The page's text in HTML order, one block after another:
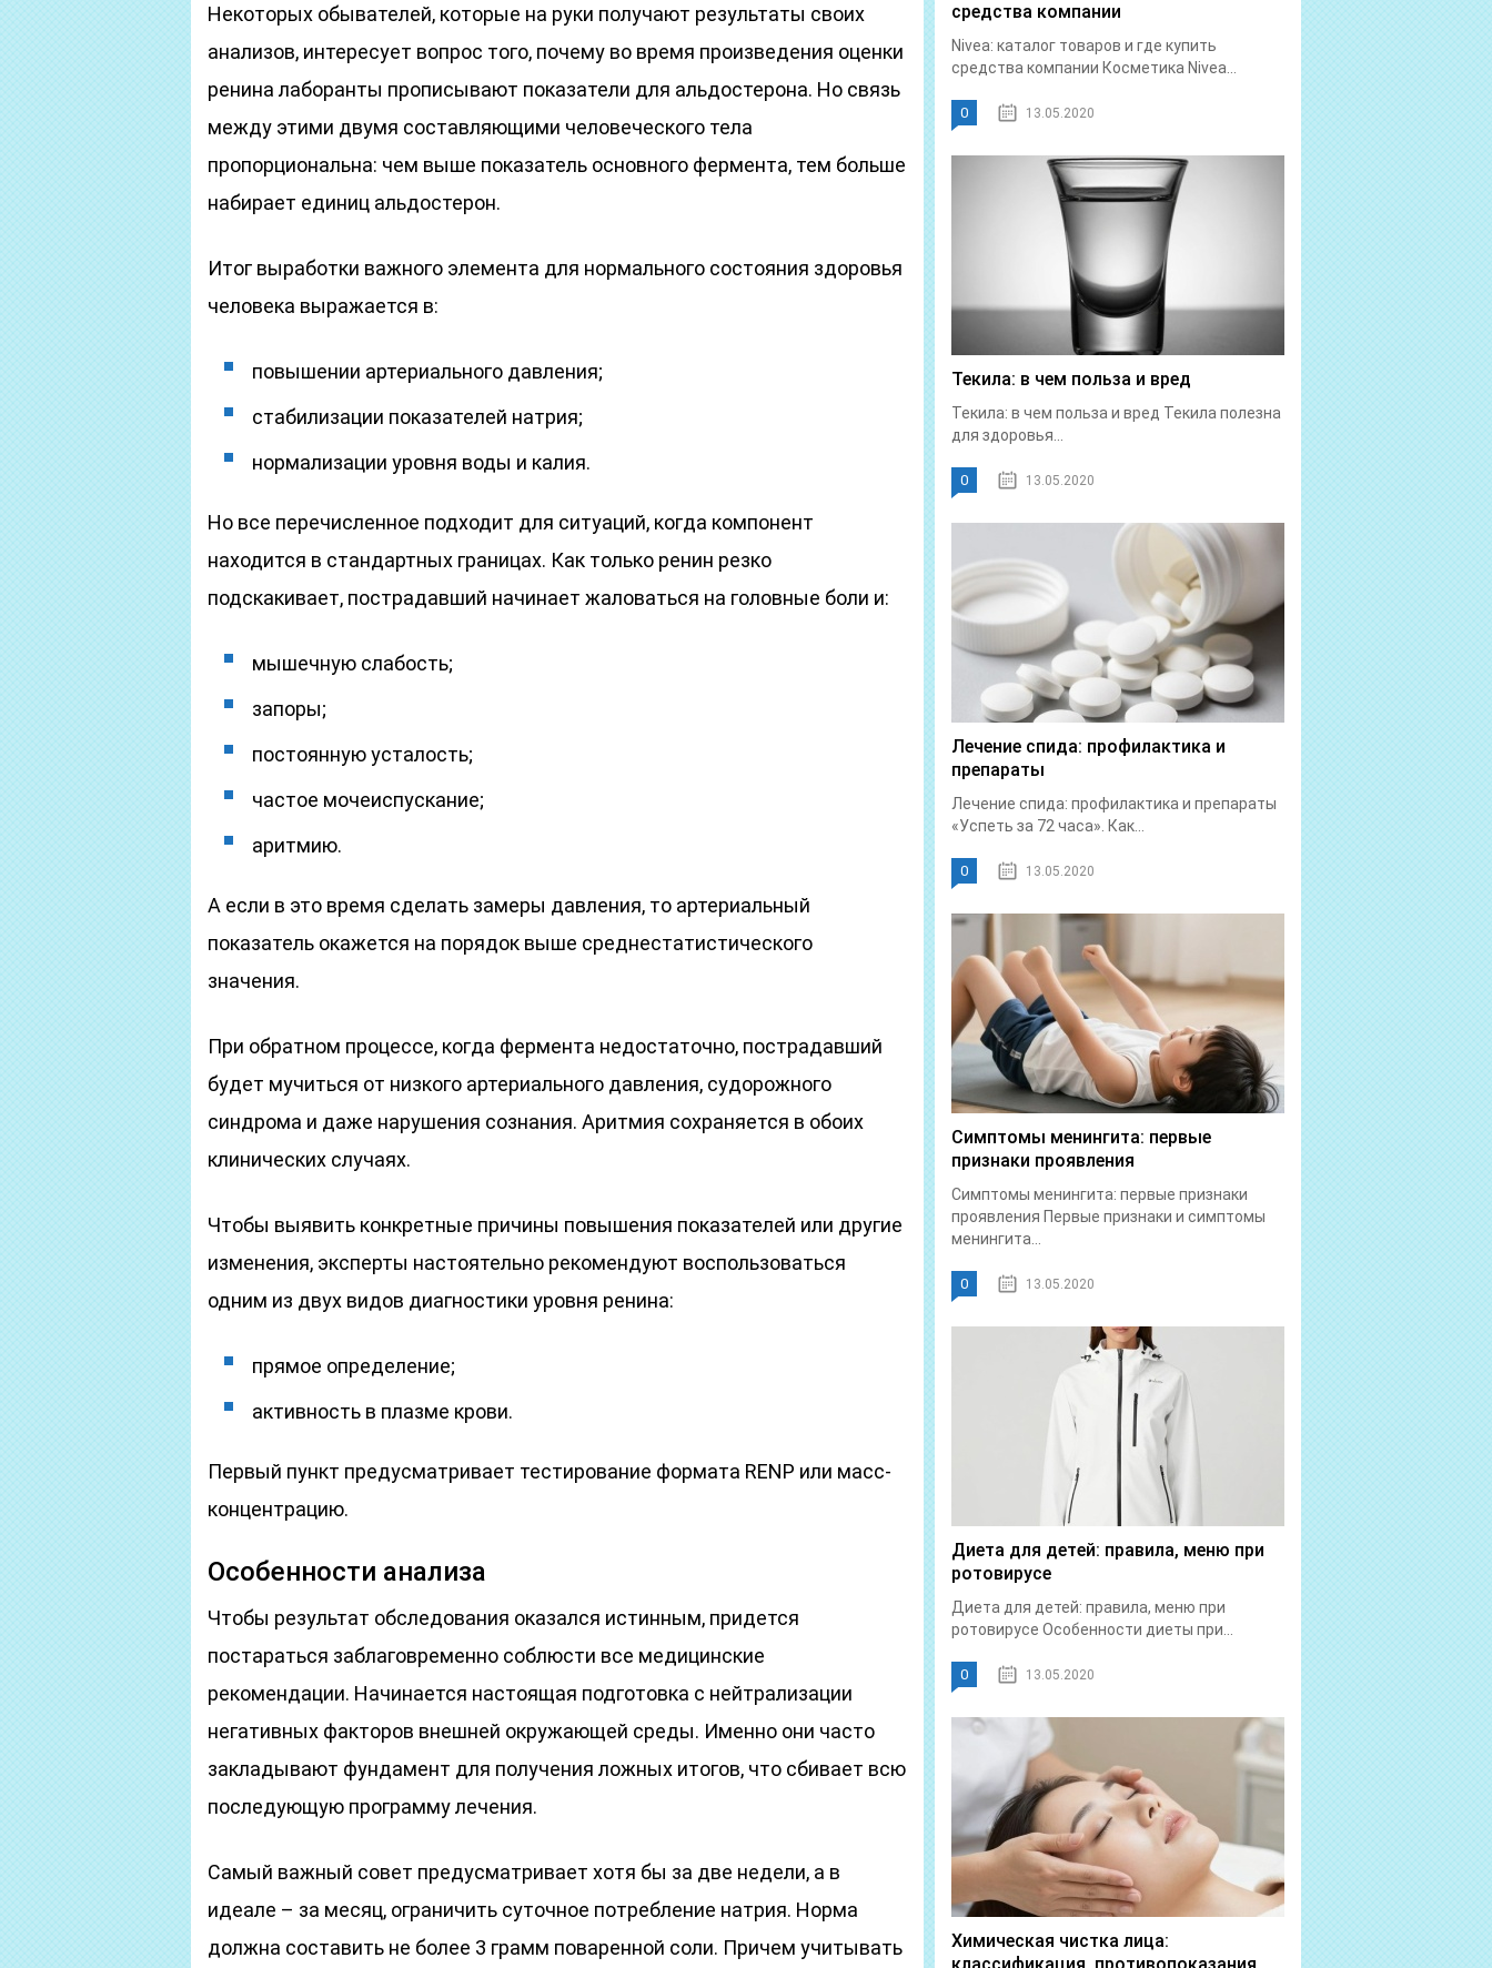
Некоторых обывателей, которые на руки получают результаты своих
анализов, интересует вопрос того, почему во время произведения оценки
ренина лаборанты прописывают показатели для альдостерона. Но связь
между этими двумя составляющими человеческого тела
пропорциональна: чем выше показатель основного фермента, тем больше
набирает единиц альдостерон.
Итог выработки важного элемента для нормального состояния здоровья
человека выражается в:
повышении артериального давления;
стабилизации показателей натрия;
нормализации уровня воды и калия.
Но все перечисленное подходит для ситуаций, когда компонент
находится в стандартных границах. Как только ренин резко
подскакивает, пострадавший начинает жаловаться на головные боли и:
мышечную слабость;
запоры;
постоянную усталость;
частое мочеиспускание;
аритмию.
А если в это время сделать замеры давления, то артериальный
показатель окажется на порядок выше среднестатистического
значения.
При обратном процессе, когда фермента недостаточно, пострадавший
будет мучиться от низкого артериального давления, судорожного
синдрома и даже нарушения сознания. Аритмия сохраняется в обоих
клинических случаях.
Чтобы выявить конкретные причины повышения показателей или другие
изменения, эксперты настоятельно рекомендуют воспользоваться
одним из двух видов диагностики уровня ренина:
прямое определение;
активность в плазме крови.
Первый пункт предусматривает тестирование формата RENP или масс-
концентрацию.
Особенности анализа
Чтобы результат обследования оказался истинным, придется
постараться заблаговременно соблюсти все медицинские
рекомендации. Начинается настоящая подготовка с нейтрализации
негативных факторов внешней окружающей среды. Именно они часто
закладывают фундамент для получения ложных итогов, что сбивает всю
последующую программу лечения.
Самый важный совет предусматривает хотя бы за две недели, а в
идеале – за месяц, ограничить суточное потребление натрия. Норма
должна составить не более 3 грамм поваренной соли. Причем учитывать
средства компании
Nivea: каталог товаров и где купить
средства компании Косметика Nivea...
0 13.05.2020
Текила: в чем польза и вред
Текила: в чем польза и вред Текила полезна
для здоровья...
0 13.05.2020
Лечение спида: профилактика и
препараты
Лечение спида: профилактика и препараты
«Успеть за 72 часа». Как...
0 13.05.2020
Симптомы менингита: первые
признаки проявления
Симптомы менингита: первые признаки
проявления Первые признаки и симптомы
менингита...
0 13.05.2020
Диета для детей: правила, меню при
ротовирусе
Диета для детей: правила, меню при
ротовирусе Особенности диеты при...
0 13.05.2020
Химическая чистка лица: